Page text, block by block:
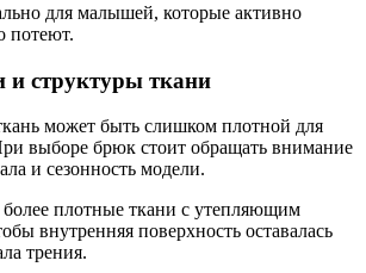
для малышей, которые активно
потеют.
и структуры ткани
может быть слишком плотной для
выборе брюк стоит обращать внимание
и сезонность модели.
плотные ткани с утепляющим
внутренняя поверхность оставалась
трения.